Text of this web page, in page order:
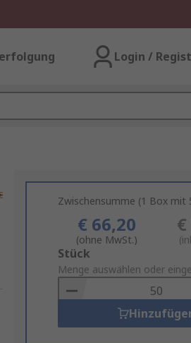
Login /
Zwischensumme (1 Box mit
€ 66,20
(ohne MwSt.)
Add
to
Basket
Stück
Menge auswählen oder